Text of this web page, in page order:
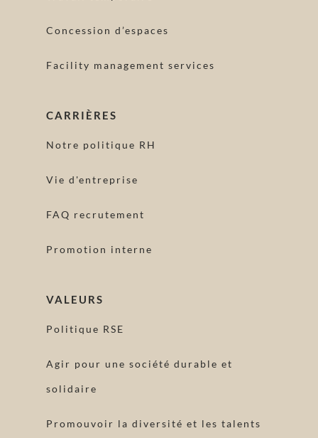
Concession d’espaces
Facility management services
CARRIÈRES
Notre politique RH
Vie d'entreprise
FAQ recrutement
Promotion interne
VALEURS
Politique RSE
Agir pour une société durable et
solidaire
Promouvoir la diversité et les talents